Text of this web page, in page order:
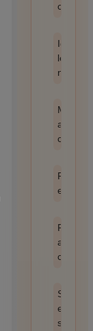
les
anti-
cafards
et
Produit
anti
cafards
Santé
et
sécurité